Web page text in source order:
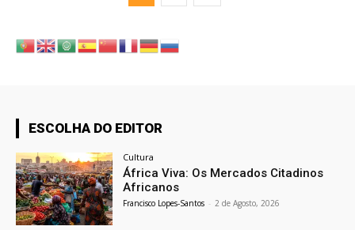
ESCOLHA DO EDITOR
Cultura
África Viva: Os Mercados Citadinos
Africanos
Francisco Lopes-Santos - 2 de Agosto, 2026